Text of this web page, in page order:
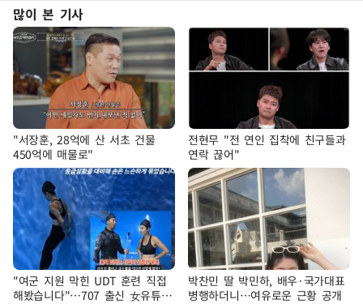
많이 본 기사
"서장훈, 28억에 산 서초 건물
450억에 매물로"
전현무 "전 연인 집착에 친구들과
연락 끊어"
"여군 지원 막힌 UDT 훈련 직접
해봤습니다"…707 출신 女유튜버
박찬민 딸 박민하, 배우·국가대표
병행하더니…여유로운 근황 공개